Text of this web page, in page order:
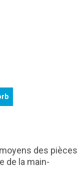
des pièces
de la main-